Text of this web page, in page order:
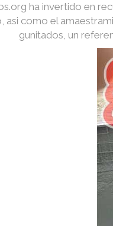
ha invertido en
asi como el
gunitados, un